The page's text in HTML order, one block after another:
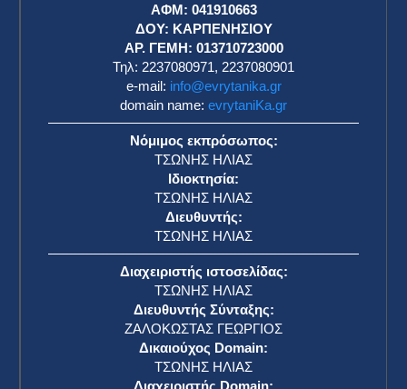
ΑΦΜ: 041910663
ΔΟΥ: ΚΑΡΠΕΝΗΣΙΟΥ
ΑΡ. ΓΕΜΗ: 013710723000
Τηλ: 2237080971, 2237080901
e-mail: info@evrytanika.gr
domain name: evrytaniKa.gr
Νόμιμος εκπρόσωπος:
ΤΣΩΝΗΣ ΗΛΙΑΣ
Ιδιοκτησία:
ΤΣΩΝΗΣ ΗΛΙΑΣ
Διευθυντής:
ΤΣΩΝΗΣ ΗΛΙΑΣ
Διαχειριστής ιστοσελίδας:
ΤΣΩΝΗΣ ΗΛΙΑΣ
Διευθυντής Σύνταξης:
ΖΑΛΟΚΩΣΤΑΣ ΓΕΩΡΓΙΟΣ
Δικαιούχος Domain:
ΤΣΩΝΗΣ ΗΛΙΑΣ